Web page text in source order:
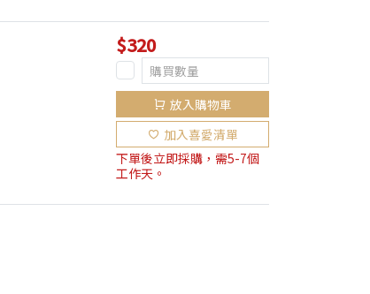
$320
放入購物車
加入喜愛清單
下單後立即採購，需5-7個
工作天。